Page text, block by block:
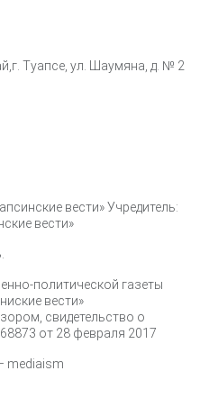
Туапсе, ул. Шаумяна, д. № 2
вести» Учредитель:
вести»
политической газеты
вести»
свидетельство о
от 28 февраля 2017
mediaism